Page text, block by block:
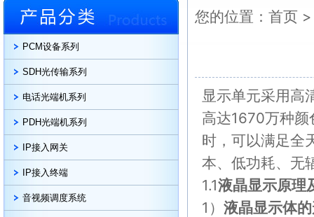
PCM设备系列
SDH光传输系列
电话光端机系列
PDH光端机系列
IP接入网关
IP接入终端
音视频调度系统
您的位置： 首页
显示单元采用高
高达1670万种
时，可以满足全
本、低功耗、无
1.1液晶显示原理
1） 液晶显示体